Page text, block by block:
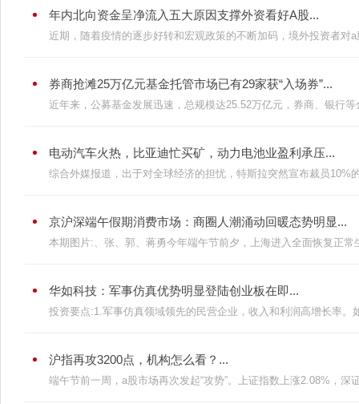
年内北向资金呈净流入五大原因支撑外资看好A股...
近期，随着疫情的逐步好转和宏观政策的不断加码，境外投资者对
券商抢滩25万亿元基金托管市场已有29家获“入场券”...
近年来，公募基金发展迅速，总规模达25.52万亿元，券商、银行
电动汽车火热，比亚迪忙买矿，动力电池业盈利承压...
综合外媒报道，出于对全球经济的担忧，特斯拉突然宣布裁员10%
京沪深端午假期消费市场：商圈人潮涌动回暖态势明显...
本期图片:、张、郭、蒋勇今年端午节前夕，上海进入全面恢复正常
华如科技：军事仿真优势明显登陆创业板在即...
投资要点:1.军事仿真领域领先的民营企业，收入和利润高增长率。
沪指再攻3200点，机构怎么看？...
端午节前一周，a股市场再次发起“攻势”。上证指数上涨2.08%，深